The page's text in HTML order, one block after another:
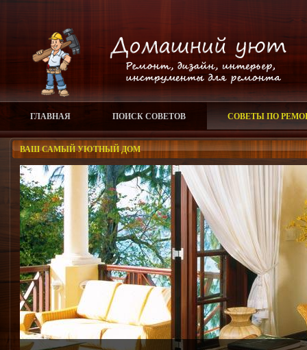
ГЛАВНАЯ ПОИСК СОВЕТОВ СОВЕТЫ ПО
ВАШ САМЫЙ УЮТНЫЙ ДОМ